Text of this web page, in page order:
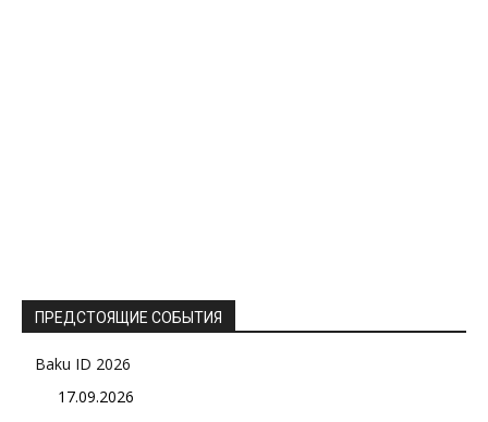
ПРЕДСТОЯЩИЕ СОБЫТИЯ
Baku ID 2026
17.09.2026